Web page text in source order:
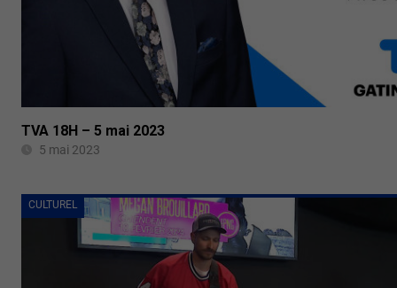
TVA 18H – 5 mai 2023
5 mai 2023
CULTUREL